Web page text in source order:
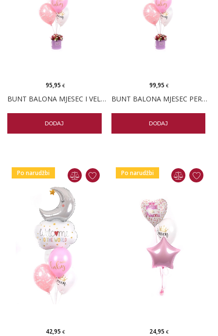
BUNT BALONA MJESEC I VELIKI BOX CVIJEĆE
95,95 €
DODAJ
BUNT BALONA MJESEC PERSONALIZIRANI I VELIKI BOX CVIJEĆA
99,95€
DODAJ
Po narudžbi
42,95 €
Po narudžbi
24,95€